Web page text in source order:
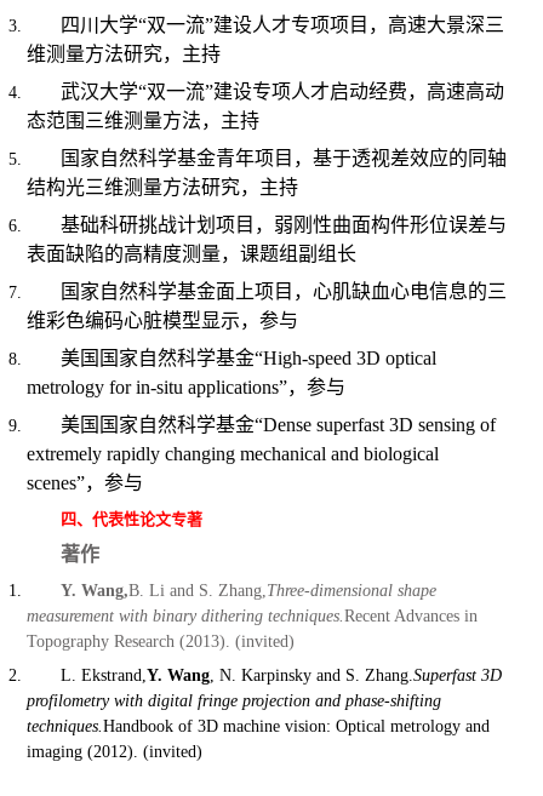
四川大学“双一流”建设人才专项项目，高速大景深三
维测量方法研究，主持
武汉大学“双一流”建设专项人才启动经费，高速高动
态范围三维测量方法，主持
国家自然科学基金青年项目，基于透视差效应的同轴
结构光三维测量方法研究，主持
基础科研挑战计划项目，弱刚性曲面构件形位误差与
表面缺陷的高精度测量，课题组副组长
国家自然科学基金面上项目，心肌缺血心电信息的三
维彩色编码心脏模型显示，参与
美国国家自然科学基金“High-speed 3D optical
metrology for in-situ applications”，参与
美国国家自然科学基金“Dense superfast 3D sensing of
extremely rapidly changing mechanical and biological
scenes”，参与
四、代表性论文专著
著作
Y. Wang,B. Li and S. Zhang,Three-dimensional shape
measurement with binary dithering techniques.Recent Advances in
Topography Research (2013). (invited)
L. Ekstrand,Y. Wang, N. Karpinsky and S. Zhang.Superfast 3D
profilometry with digital fringe projection and phase-shifting
techniques.Handbook of 3D machine vision: Optical metrology and
imaging (2012). (invited)